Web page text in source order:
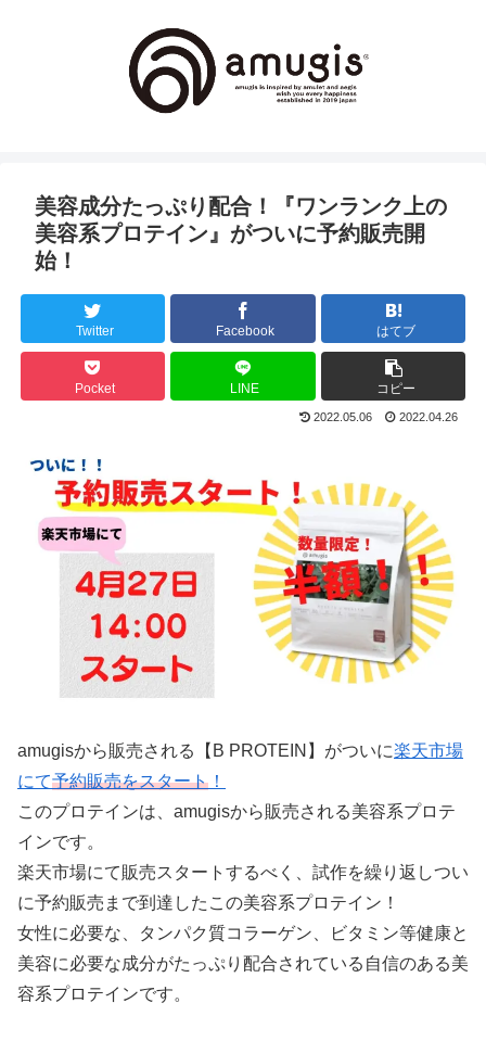
美容成分たっぷり配合！『ワンランク上の
美容系プロテイン』がついに予約販売開
始！
Twitter Facebook はてブ
Pocket LINE コピー
2022.05.06 2022.04.26
amugisから販売される【B PROTEIN】がついに楽天市場
にて予約販売をスタート ！
このプロテインは、amugisから販売される美容系プロテ
インです。
楽天市場にて販売スタートするべく、試作を繰り返しつい
に予約販売まで到達したこの美容系プロテイン！
女性に必要な、タンパク質コラーゲン、ビタミン等健康と
美容に必要な成分がたっぷり配合されている自信のある美
容系プロテインです。